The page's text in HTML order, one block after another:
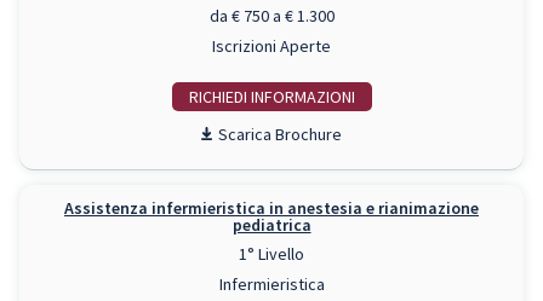
da € 750 a € 1.300
Iscrizioni Aperte
RICHIEDI INFO
Scarica Brochure
Assistenza infermieristica in anestesia e rianimazione
pediatrica
1° Livello
Infermieristica